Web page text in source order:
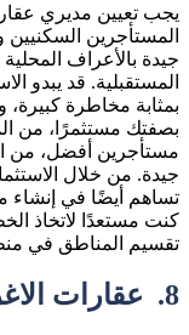
يجب تعيين مديري
المستأجرين
جيدة بالأعراف
المستقبلية. قد يبدو
بمثابة مخاطرة كبيرة،
بصفتك مستثمرًا، من
مستأجرين أفضل، من
جيدة. من خلال
تساهم أيضًا في إنشاء
كنت مستعدًا لاتخاذ
تقسيم المناطق في
8. عقارات